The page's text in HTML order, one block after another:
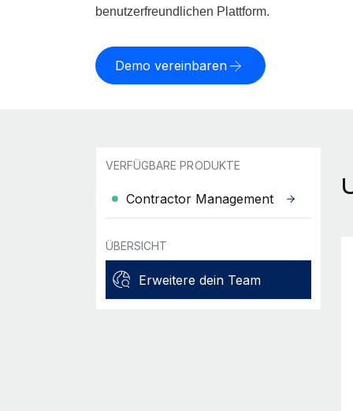
benutzerfreundlichen Plattform.
Demo vereinbaren
VERFÜGBARE PRODUKTE
Contractor Management
ÜBERSICHT
Erweitere dein Team